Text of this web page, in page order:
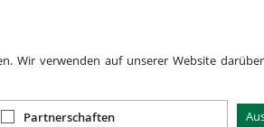
Wir verwenden auf unserer Website
Partnerschaften